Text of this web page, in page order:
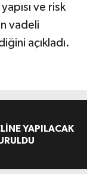
ve risk
vadeli
açıkladı.
YAPILACAK